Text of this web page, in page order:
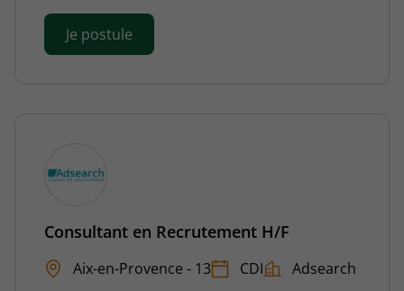
Je postule
Consultant en Recrutement H/F
Aix-en-Provence - 13 CDI
Adsearch